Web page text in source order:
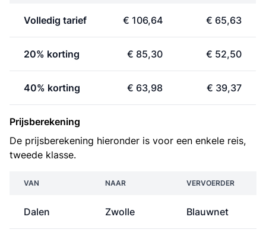
Volledig tarief € 106,64 € 65,63
20% korting € 85,30 € 52,50
40% korting € 63,98 € 39,37
Prijsberekening
De prijsberekening hieronder is voor een enkele reis,
tweede klasse.
VAN NAAR VERVOERDER
Dalen Zwolle Blauwnet